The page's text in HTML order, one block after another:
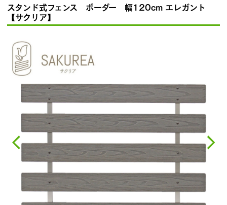
スタンド式フェンス ボーダー 幅120cm エレガント
【サクリア】